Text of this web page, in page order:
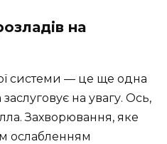
на
системи — це ще одна
на увагу. Ось,
Захворювання, яке
ослабленням